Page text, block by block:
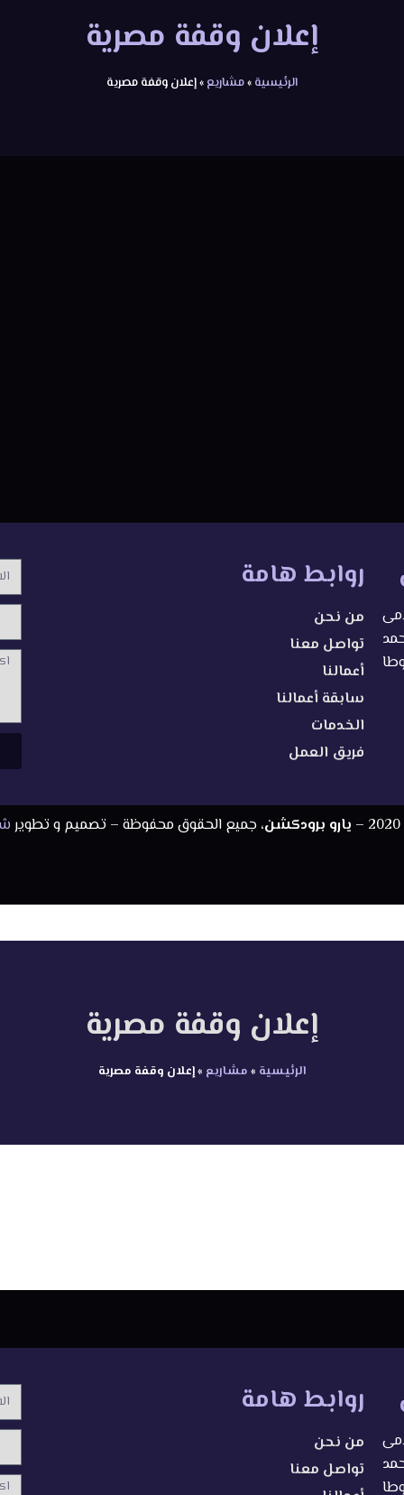
إعلان وقفة مصرية
الرئيسية»مشاريع»إعلان وقفة مصرية
روابط هامة
من نحن
تواصل معنا
أعمالنا
سابقة أعمالنا
الخدمات
فريق العمل
يارو برودكشن، جميع الحقوق محفوظة – تصميم و تطوير
إعلان وقفة مصرية
الرئيسية »مشاريع »إعلان وقفة مصرية
روابط هامة
من نحن
تواصل معنا